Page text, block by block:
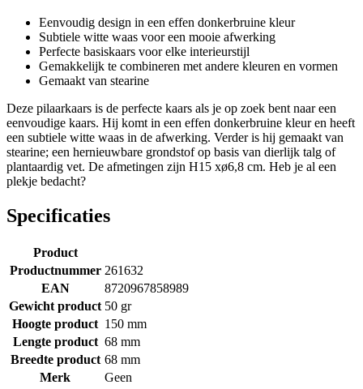
Eenvoudig design in een effen donkerbruine kleur
Subtiele witte waas voor een mooie afwerking
Perfecte basiskaars voor elke interieurstijl
Gemakkelijk te combineren met andere kleuren en vormen
Gemaakt van stearine
Deze pilaarkaars is de perfecte kaars als je op zoek bent naar een
eenvoudige kaars. Hij komt in een effen donkerbruine kleur en heeft
een subtiele witte waas in de afwerking. Verder is hij gemaakt van
stearine; een hernieuwbare grondstof op basis van dierlijk talg of
plantaardig vet. De afmetingen zijn H15 xø6,8 cm. Heb je al een
plekje bedacht?
Specificaties
Product
Productnummer 261632
EAN
8720967858989
Gewicht product 50 gr
Hoogte product 150 mm
Lengte product 68 mm
Breedte product 68 mm
Merk
Geen